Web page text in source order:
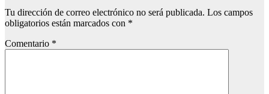
Tu dirección de correo electrónico no será publicada. Los campos
obligatorios están marcados con *
Comentario *